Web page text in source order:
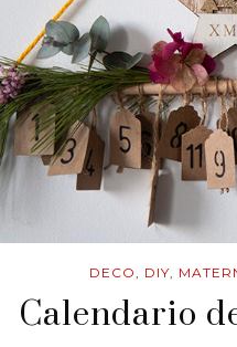
DECO, DIY,
Calendario